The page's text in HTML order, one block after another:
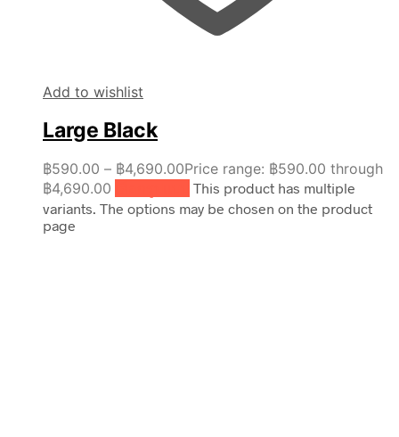
Add to wishlist
Large Black
฿590.00 – ฿4,690.00Price range: ฿590.00 through
฿4,690.00
This product has multiple
variants. The options may be chosen on the product
page